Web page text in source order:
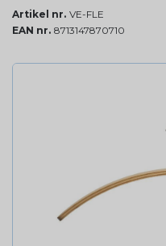
Artikel nr. VE-FLE
EAN nr. 8713147870710